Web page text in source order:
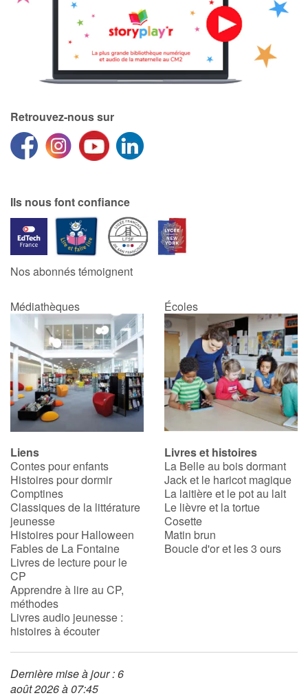
Retrouvez-nous sur
Ils nous font confiance
Nos abonnés témoignent
Médiathèques Écoles
Liens
Contes pour enfants
Histoires pour dormir
Comptines
Classiques de la littérature
jeunesse
Histoires pour Halloween
Fables de La Fontaine
Livres de lecture pour le
CP
Apprendre à lire au CP,
méthodes
Livres audio jeunesse :
histoires à écouter
Livres et histoires
La Belle au bois dormant
Jack et le haricot magique
La laitière et le pot au lait
Le lièvre et la tortue
Cosette
Matin brun
Boucle d'or et les 3 ours
Dernière mise à jour : 6
août 2026 à 07:45